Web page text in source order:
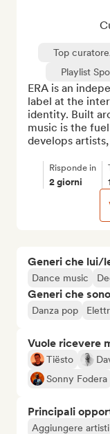
Generi che lui/
Dance music
Generi che
Danza pop
Vuole ricevere
Tiësto
Sonny Fodera
Principali
Aggiungere
Top
Playlist
ERA is an
label at the
identity. Built
music is the
develops
Risponde in
2 giorni